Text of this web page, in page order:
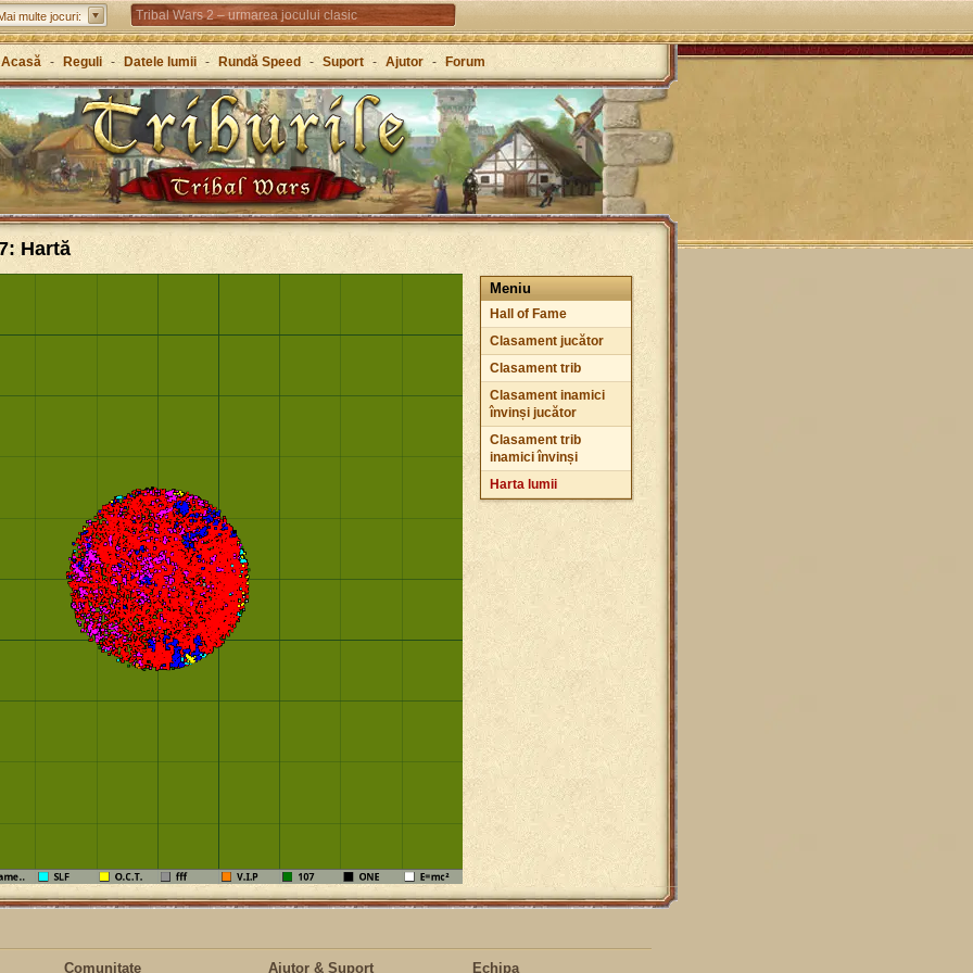
multe jocuri: Tribal Wars 2 – urmarea jocului clasic
Forge of Empires – Strategie de-a lungul istoriei
Grepolis – Clădește-ți un imperiu în Grecia antică
Acasă - Reguli - Datele lumii - Rundă Speed - Suport - Ajutor - Forum
Hartă
Meniu
Hall of Fame
Clasament jucător
Clasament trib
Clasament inamici
învinși jucător
Clasament trib
inamici învinși
Harta lumii
Comunitate Ajutor & Suport Echipa